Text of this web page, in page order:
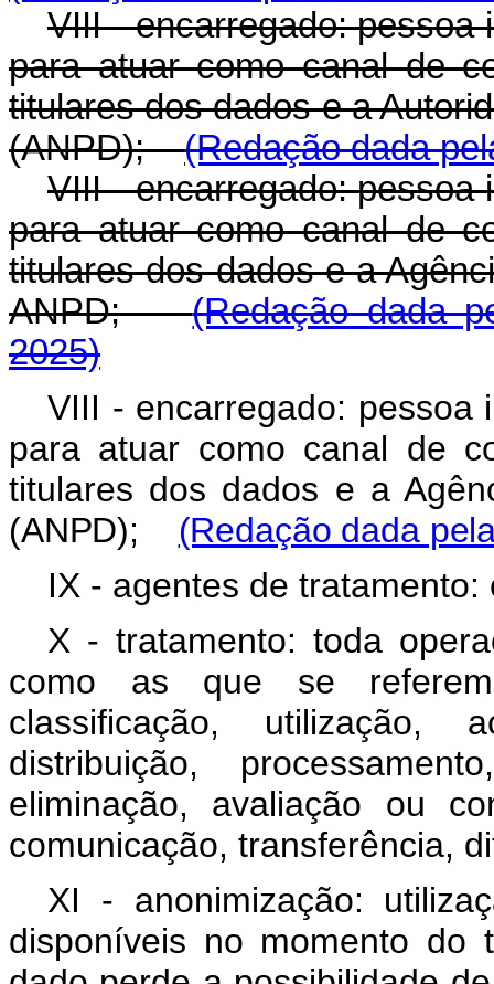
VIII - encarregado: pessoa
para atuar como canal de
titulares dos dados e a
(ANPD);(Redação dada
VIII - encarregado: pessoa
para atuar como canal de
titulares dos dados e a
ANPD;(Redação dada
2025)
VIII - encarregado: pessoa
para atuar como canal de
titulares dos dados e a
(ANPD); (Redação dada
IX - agentes de
X - tratamento: toda
como as que se
classificação, utilização,
distribuição,
eliminação, avaliação ou
comunicação, transferência,
XI - anonimização:
disponíveis no momento do